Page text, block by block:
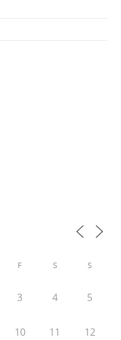
F S S
3 4 5
10 11 12